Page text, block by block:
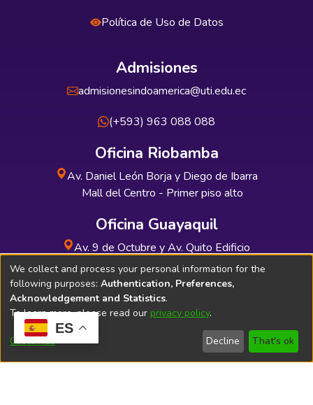
ES
Política de Uso de Datos
Admisiones
admisionesindoamerica@uti.edu.ec
(+593) 963 088 088
Oficina Riobamba
Av. Daniel León Borja y Diego de Ibarra
Mall del Centro - Primer piso alto
Oficina Guayaquil
Av. 9 de Octubre y Av. Quito Edificio
INDUAUTO - Planta baja
Soporte Técnico Bibliolatino.com
We collect and process your personal information for the
following purposes: Authentication, Preferences,
Acknowledgement and Statistics.
To learn more, please read our privacy policy.
Customize Decline That's ok